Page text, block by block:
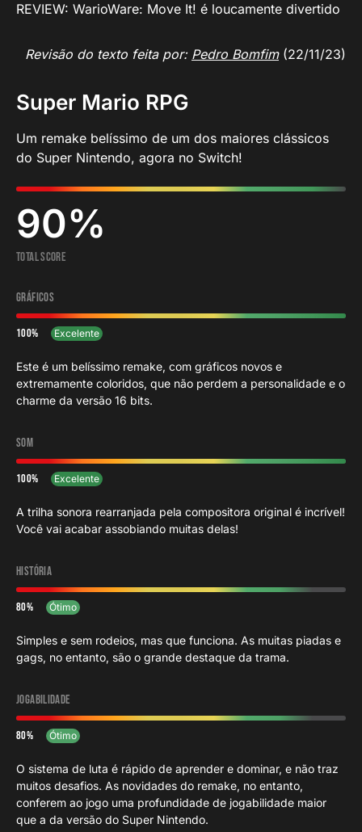
REVIEW: WarioWare: Move It! é loucamente divertido
Revisão do texto feita por: Pedro Bomfim(22/11/23)
Super Mario RPG
Um remake belíssimo de um dos maiores clássicos
do Super Nintendo, agora no Switch!
90
Total Score
Gráficos
100 Excelente
Este é um belíssimo remake, com gráficos novos e
extremamente coloridos, que não perdem a personalidade e o
charme da versão 16 bits.
Som
100 Excelente
A trilha sonora rearranjada pela compositora original é incrível!
Você vai acabar assobiando muitas delas!
História
80 Ótimo
Simples e sem rodeios, mas que funciona. As muitas piadas e
gags, no entanto, são o grande destaque da trama.
Jogabilidade
80 Ótimo
O sistema de luta é rápido de aprender e dominar, e não traz
muitos desafios. As novidades do remake, no entanto,
conferem ao jogo uma profundidade de jogabilidade maior
que a da versão do Super Nintendo.